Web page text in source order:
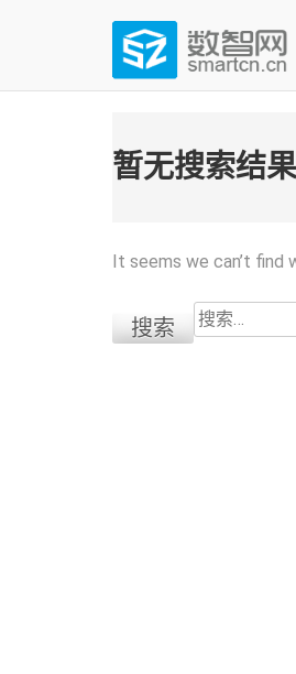
(Press
数智网
智能家居第一资讯门户 | 智
暂无搜索结果
It seems we can’t find
搜
索：